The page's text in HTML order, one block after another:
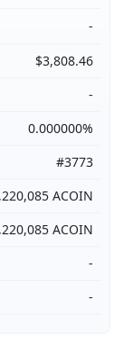
-
$3,808.46
-
0.000000%
#3773
ACOIN
ACOIN
-
-